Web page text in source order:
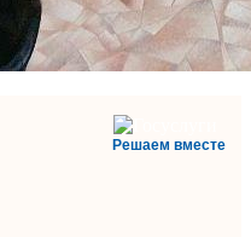
Решаем вместе